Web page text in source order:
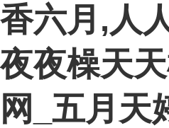
香六月,人
夜夜橾天
网_五月天